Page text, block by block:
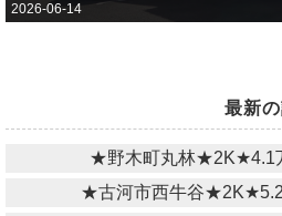
2026-06-14
最新
★野木町丸林★2K★4.1
★古河市西牛谷